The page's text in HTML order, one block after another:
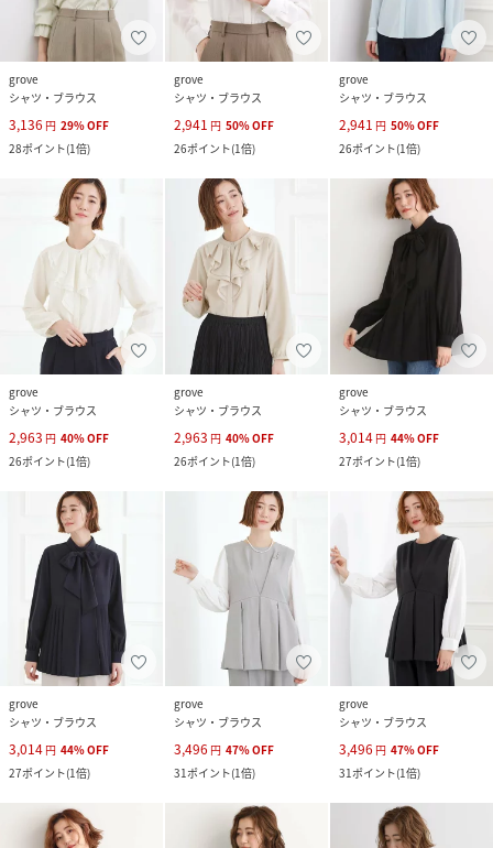
grove
シャツ・ブラウス
3,136 円 29%OFF
28ポイント(1倍)
grove
シャツ・ブラウス
2,941 円 50%OFF
26ポイント(1倍)
grove
シャツ・ブラウス
2,941 円 50%OFF
26ポイント(1倍)
grove
シャツ・ブラウス
2,963 円 40%OFF
26ポイント(1倍)
grove
シャツ・ブラウス
2,963 円 40%OFF
26ポイント(1倍)
grove
シャツ・ブラウス
3,014 円 44%OFF
27ポイント(1倍)
grove
シャツ・ブラウス
3,014 円 44%OFF
27ポイント(1倍)
grove
シャツ・ブラウス
3,496 円 47%OFF
31ポイント(1倍)
grove
シャツ・ブラウス
3,496 円 47%OFF
31ポイント(1倍)